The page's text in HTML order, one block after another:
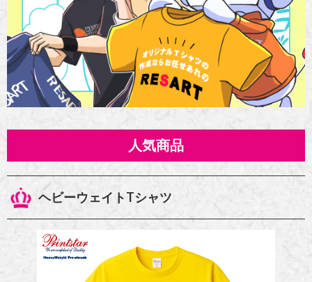
人気商品
ヘビーウェイトTシャツ